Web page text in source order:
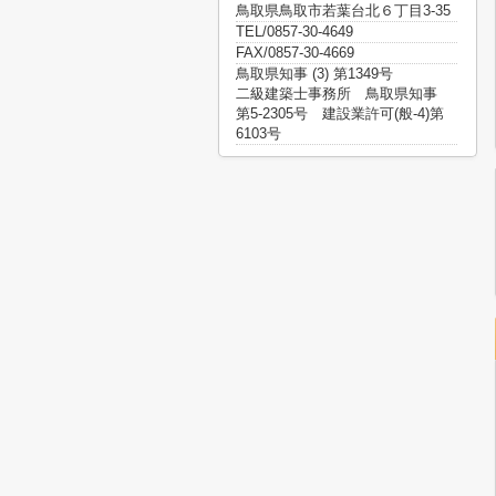
鳥取県鳥取市若葉台北６丁目3-35
TEL/0857-30-4649
FAX/0857-30-4669
鳥取県知事 (3) 第1349号
二級建築士事務所 鳥取県知事
第5-2305号 建設業許可(般-4)第
6103号